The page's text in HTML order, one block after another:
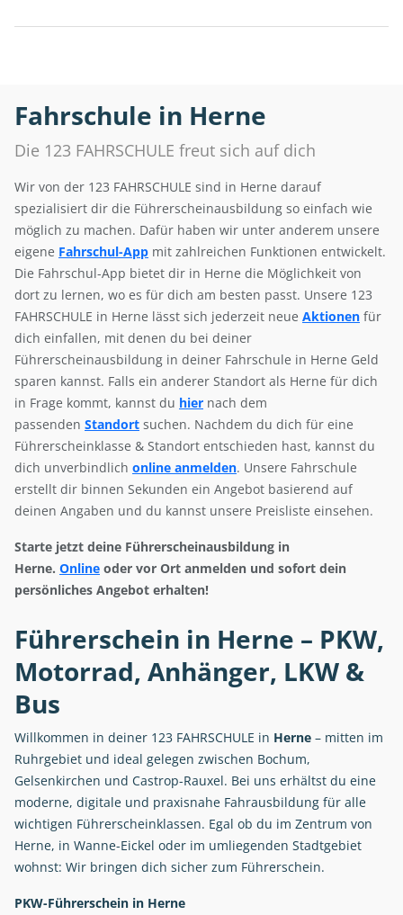
Fahrschule in Herne
Die 123 FAHRSCHULE freut sich auf dich
Wir von der 123 FAHRSCHULE sind in Herne darauf
spezialisiert dir die Führerscheinausbildung so einfach wie
möglich zu machen. Dafür haben wir unter anderem unsere
eigene Fahrschul-App mit zahlreichen Funktionen entwickelt.
Die Fahrschul-App bietet dir in Herne die Möglichkeit von
dort zu lernen, wo es für dich am besten passt. Unsere 123
FAHRSCHULE in Herne lässt sich jederzeit neue Aktionen für
dich einfallen, mit denen du bei deiner
Führerscheinausbildung in deiner Fahrschule in Herne Geld
sparen kannst. Falls ein anderer Standort als Herne für dich
in Frage kommt, kannst du hier nach dem
passenden Standort suchen. Nachdem du dich für eine
Führerscheinklasse & Standort entschieden hast, kannst du
dich unverbindlich online anmelden. Unsere Fahrschule
erstellt dir binnen Sekunden ein Angebot basierend auf
deinen Angaben und du kannst unsere Preisliste einsehen.
Starte jetzt deine Führerscheinausbildung in
Herne. Online oder vor Ort anmelden und sofort dein
persönliches Angebot erhalten!
Führerschein in Herne – PKW,
Motorrad, Anhänger, LKW &
Bus
Willkommen in deiner 123 FAHRSCHULE in Herne – mitten im
Ruhrgebiet und ideal gelegen zwischen Bochum,
Gelsenkirchen und Castrop-Rauxel. Bei uns erhältst du eine
moderne, digitale und praxisnahe Fahrausbildung für alle
wichtigen Führerscheinklassen. Egal ob du im Zentrum von
Herne, in Wanne-Eickel oder im umliegenden Stadtgebiet
wohnst: Wir bringen dich sicher zum Führerschein.
PKW-Führerschein in Herne